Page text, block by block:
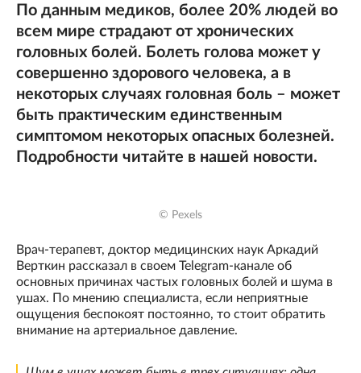
По данным медиков, более 20% людей во
всем мире страдают от хронических
головных болей. Болеть голова может у
совершенно здорового человека, а в
некоторых случаях головная боль – может
быть практическим единственным
симптомом некоторых опасных болезней.
Подробности читайте в нашей новости.
© Pexels
Врач-терапевт, доктор медицинских наук Аркадий
Верткин рассказал в своем Telegram-канале об
основных причинах частых головных болей и шума в
ушах. По мнению специалиста, если неприятные
ощущения беспокоят постоянно, то стоит обратить
внимание на артериальное давление.